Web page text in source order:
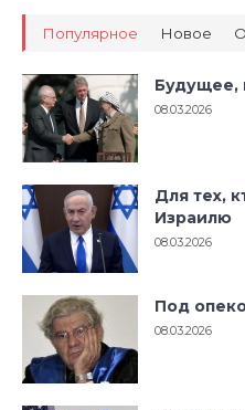
Популярное Новое
Будущее,
08.03.2026
Для тех,
Израилю
08.03.2026
Под
08.03.2026